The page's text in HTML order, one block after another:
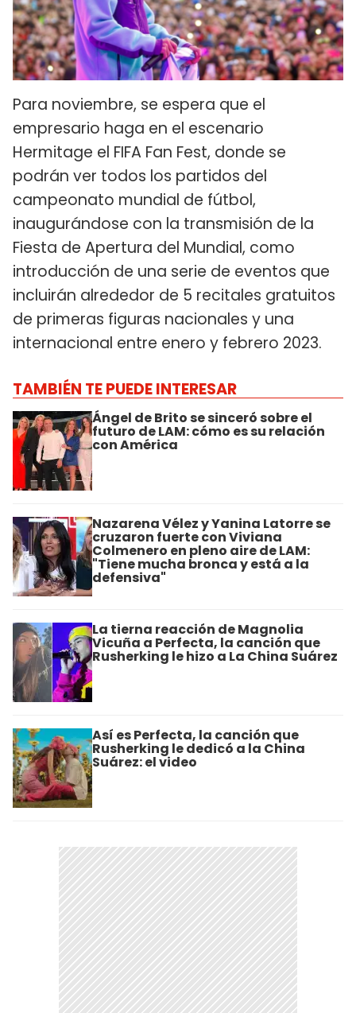
Para noviembre, se espera que el
empresario haga en el escenario
Hermitage el FIFA Fan Fest, donde se
podrán ver todos los partidos del
campeonato mundial de fútbol,
inaugurándose con la transmisión de la
Fiesta de Apertura del Mundial, como
introducción de una serie de eventos que
incluirán alrededor de 5 recitales gratuitos
de primeras figuras nacionales y una
internacional entre enero y febrero 2023.
TAMBIÉN TE PUEDE INTERESAR
Ángel de Brito se sinceró sobre el
futuro de LAM: cómo es su relación
con América
Nazarena Vélez y Yanina Latorre se
cruzaron fuerte con Viviana
Colmenero en pleno aire de LAM:
"Tiene mucha bronca y está a la
defensiva"
La tierna reacción de Magnolia
Vicuña a Perfecta, la canción que
Rusherking le hizo a La China Suárez
Así es Perfecta, la canción que
Rusherking le dedicó a la China
Suárez: el video